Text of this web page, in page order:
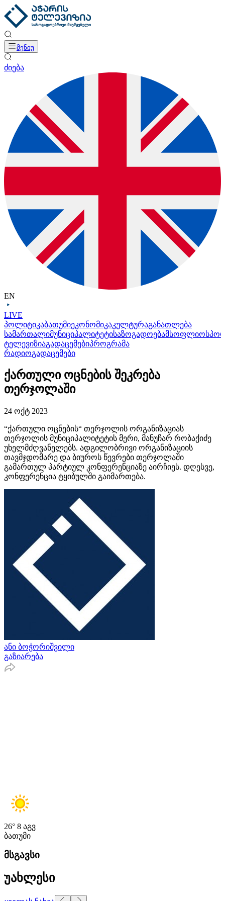
მენიუ
ძიება
EN
LIVE
პოლიტიკაბათუმიეკონომიკაკულტურაგანათლება
სამართალიმუნიციპალიტეტისაზოგადოებამსოფლიო
ტელევიზიაგადაცემებიპროგრამა
რადიოგადაცემები
ქართული ოცნების შეკრება
თერჯოლაში
24 ოქტ 2023
“ქართული ოცნების“ თერჯოლის ორგანიზაციას
თერჯოლის მუნიციპალიტეტის მერი, მანუჩარ რობაქიძე
უხელმძღვანელებს. ადგილობრივი ორგანიზაციის
თავმჯდომარე და ბიუროს წევრები თერჯოლაში
გამართულ პარტიულ კონფერენციაზე აირჩიეს. დღესვე,
კონფერენცია ტყიბულში გაიმართება.
ანი ბოჭორიშვილი
გაზიარება
26° 8 აგვ
ბათუმი
მსგავსი
უახლესი